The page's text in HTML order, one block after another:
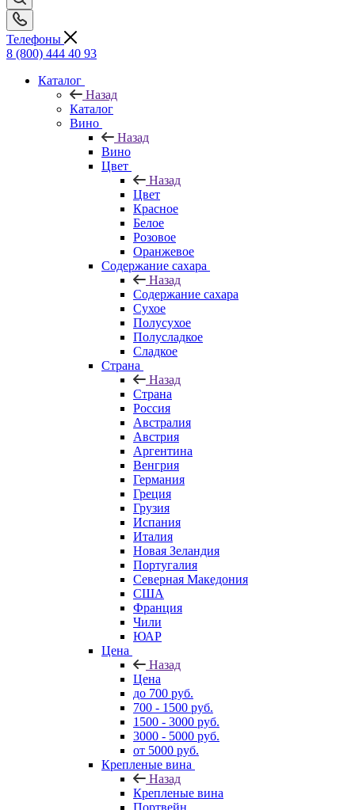
Телефоны
8 (800) 444 40 93
Каталог
Назад
Каталог
Вино
Назад
Вино
Цвет
Назад
Цвет
Красное
Белое
Розовое
Оранжевое
Содержание сахара
Назад
Содержание сахара
Сухое
Полусухое
Полусладкое
Сладкое
Страна
Назад
Страна
Россия
Австралия
Австрия
Аргентина
Венгрия
Германия
Греция
Грузия
Испания
Италия
Новая Зеландия
Португалия
Северная Македония
США
Франция
Чили
ЮАР
Цена
Назад
Цена
до 700 руб.
700 - 1500 руб.
1500 - 3000 руб.
3000 - 5000 руб.
от 5000 руб.
Крепленые вина
Назад
Крепленые вина
Портвейн